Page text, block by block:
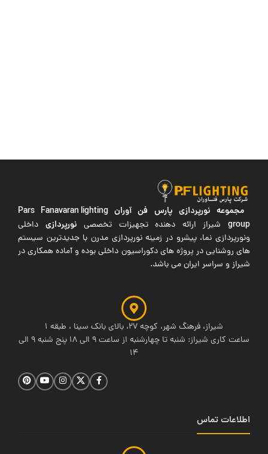
مجموعه نورپردازی پارس فن آوران Pars Fanavaran lighting
groupشیراز ارائه دهنده تجهیزات تخصصی نورپردازی داخلی
ونورپردازی نما، پیشرو در زمینه نورپردازی مدرن با جدیدترین سیستم
های روشنایی در پروژه های دکوراسیون داخلی بوده و آماده همکاری در
شیراز و سراسر ایران می باشد.
شیراز، فرهنگ شهر، کوچه 27، بالای بانک سینا ، طبقه 1
ساعت کاری شیراز: شنبه تا چهارشنبه از ساعت 9 الی 18 پنج شنبه 9 الی
14
اطلاعات تماس